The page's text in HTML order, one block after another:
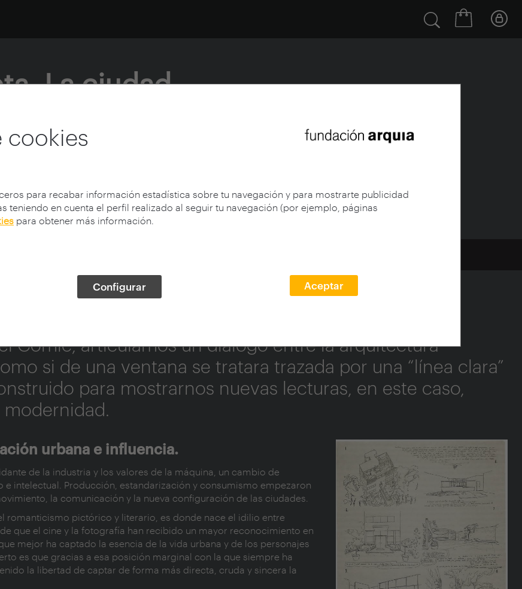
cookies
para recabar información estadística sobre tu navegación y para mostrarte publicidad
teniendo en cuenta el perfil realizado al seguir tu navegación (por ejemplo, páginas
para obtener más información.
Configurar Aceptar
La ciudad
La ciudad moderna y el cómic
Cómic, articulamos un diálogo entre la arquitectura
si de una ventana se tratara trazada por una “línea clara”
para mostrarnos nuevas lecturas, en este caso,
modernidad.
urbana e influencia.
de la industria y los valores de la máquina, un cambio de
intelectual. Producción, estandarización y consumismo empezaron
la comunicación y la nueva configuración de las ciudades.
romanticismo pictórico y literario, es donde nace el idilio entre
que el cine y la fotografía han recibido un mayor reconocimiento en
mejor ha captado la esencia de la vida urbana y de los personajes
es que gracias a esa posición marginal con la que siempre ha
la libertad de captar de forma más directa, cruda y sincera la